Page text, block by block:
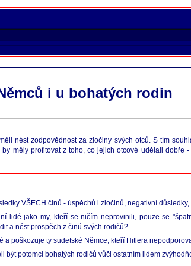
i u bohatých rodin
nést zodpovědnost za zločiny svých otců. S tím
měly profitovat z toho, co jejich otcové udělali dobře
VŠECH činů - úspěchů i zločinů, negativní
lidé jako my, kteří se ničím neprovinili, pouze se
a nést prospěch z činů svých rodičů?
poškozuje ty sudetské Němce, kteří Hitlera
potomci bohatých rodičů vůči ostatním lidem